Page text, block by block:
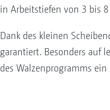
in Arbeitstiefen von 3 bis
Dank des kleinen
garantiert. Besonders auf
des Walzenprogramms ein